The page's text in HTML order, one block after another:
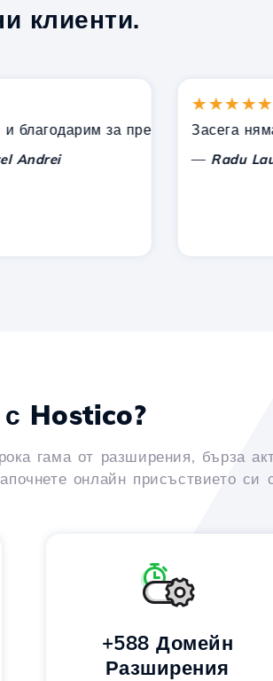
клиенти.
ви на други познати.
за предоставената
★★★★★
Засега нямам
Radu
с Hostico?
гама от разширения, бърза
онлайн присъствието си
+588 Домейн
Разширения